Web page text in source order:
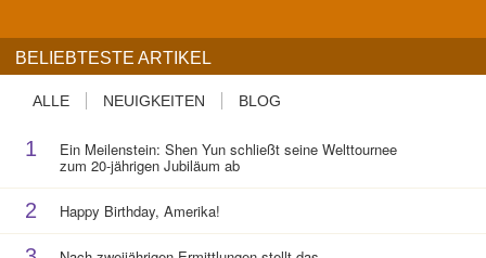
BELIEBTESTE ARTIKEL
ALLE NEUIGKEITEN BLOG
1 Ein Meilenstein: Shen Yun schließt seine Welttournee
zum 20-jährigen Jubiläum ab
2 Happy Birthday, Amerika!